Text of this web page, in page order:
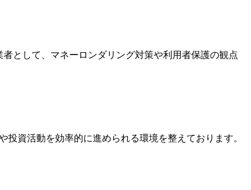
として、マネーロンダリング対策や利用者保護の観点
資活動を効率的に進められる環境を整えております。